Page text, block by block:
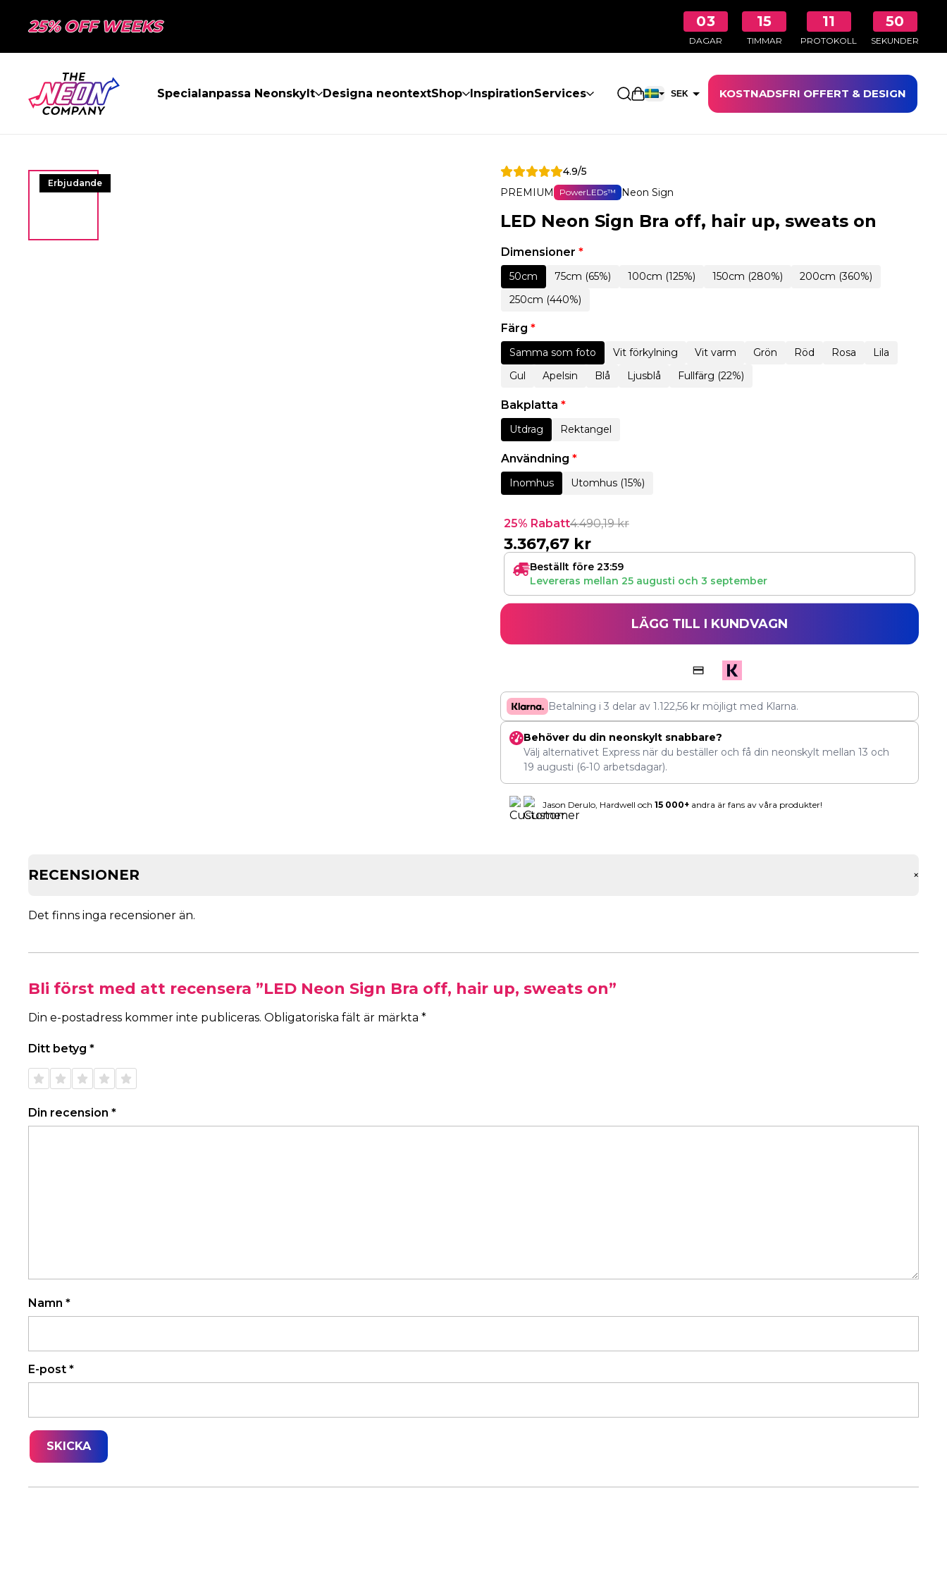
25% OFF WEEKS 03
DAGAR
15
TIMMAR
11
PROTOKOLL
49
SEKUNDER
Specialanpassa Neonskylt Designa neontextShop InspirationServices Öppna kundkorgen
SEK KOSTNADSFRI OFFERT & DESIGN
Erbjudande
4.9/5
PREMIUM
PowerLEDs™ Neon Sign
LED Neon Sign Bra off, hair up, sweats on
Dimensioner *
50cm 75cm (65%) 100cm (125%) 150cm (280%)
200cm (360%)
250cm (440%)
Färg *
Samma som foto Vit förkylning Vit varm Grön Röd Rosa
Lila
Gul
Apelsin Blå Ljusblå Fullfärg (22%)
Bakplatta *
Utdrag Rektangel
Användning *
Inomhus Utomhus (15%)
25% Rabatt4.490,19kr
3.367,67 kr
Beställt före 23:59
Levereras mellan 25 augusti och 3 september
LÄGG TILL I KUNDVAGN
Betalning i 3 delar av1.122,56 kr möjligt med Klarna.
Behöver du din neonskylt snabbare?
Välj alternativet Express när du beställer och få din neonskylt mellan 13 och
19 augusti (6-10 arbetsdagar).
Jason Derulo, Hardwell och 15 000+andra är fans av våra produkter!
RECENSIONER +
Det finns inga recensioner än.
Bli först med att recensera ”LED Neon Sign Bra off, hair up, sweats on”
Din e-postadress kommer inte publiceras. Obligatoriska fält är märkta *
Ditt betyg *
1 av 5
stjärnor
2 av 5
stjärnor
3 av 5
stjärnor
4 av 5
stjärnor
5 av 5
stjärnor
Din recension *
Namn *
E-post *